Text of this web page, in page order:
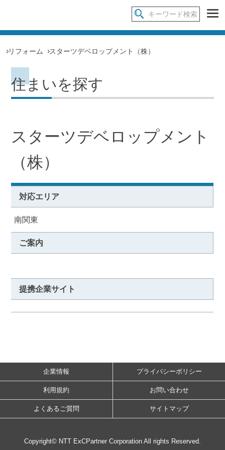
リフォーム スターツデベロップメント（株）
住まいを探す
スターツデベロップメント
（株）
対応エリア
南関東
ご案内
提携企業サイト
企業情報 プライバシーポリシー
利用規約 お問い合わせ
よくあるご質問 サイトマップ
Copyright© NTT ExCPartner Corporation All rights Reserved.